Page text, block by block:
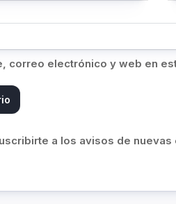
correo electrónico y web en
a los avisos de nuevas